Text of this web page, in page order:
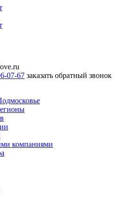
07-67 заказать обратный звонок
компаниями